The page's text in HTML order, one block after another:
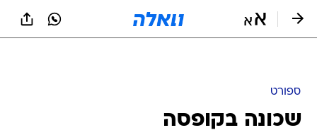
ספורט
שכונה בקופסה